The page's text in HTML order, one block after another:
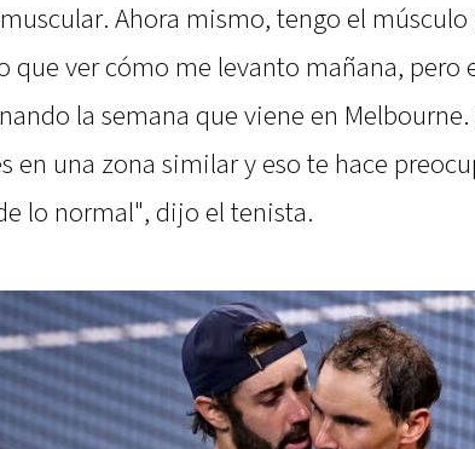
Ahora mismo, tengo el
que ver cómo me levanto mañana, pero
la semana que viene en
en una zona similar y eso te hace
lo normal", dijo el tenista.